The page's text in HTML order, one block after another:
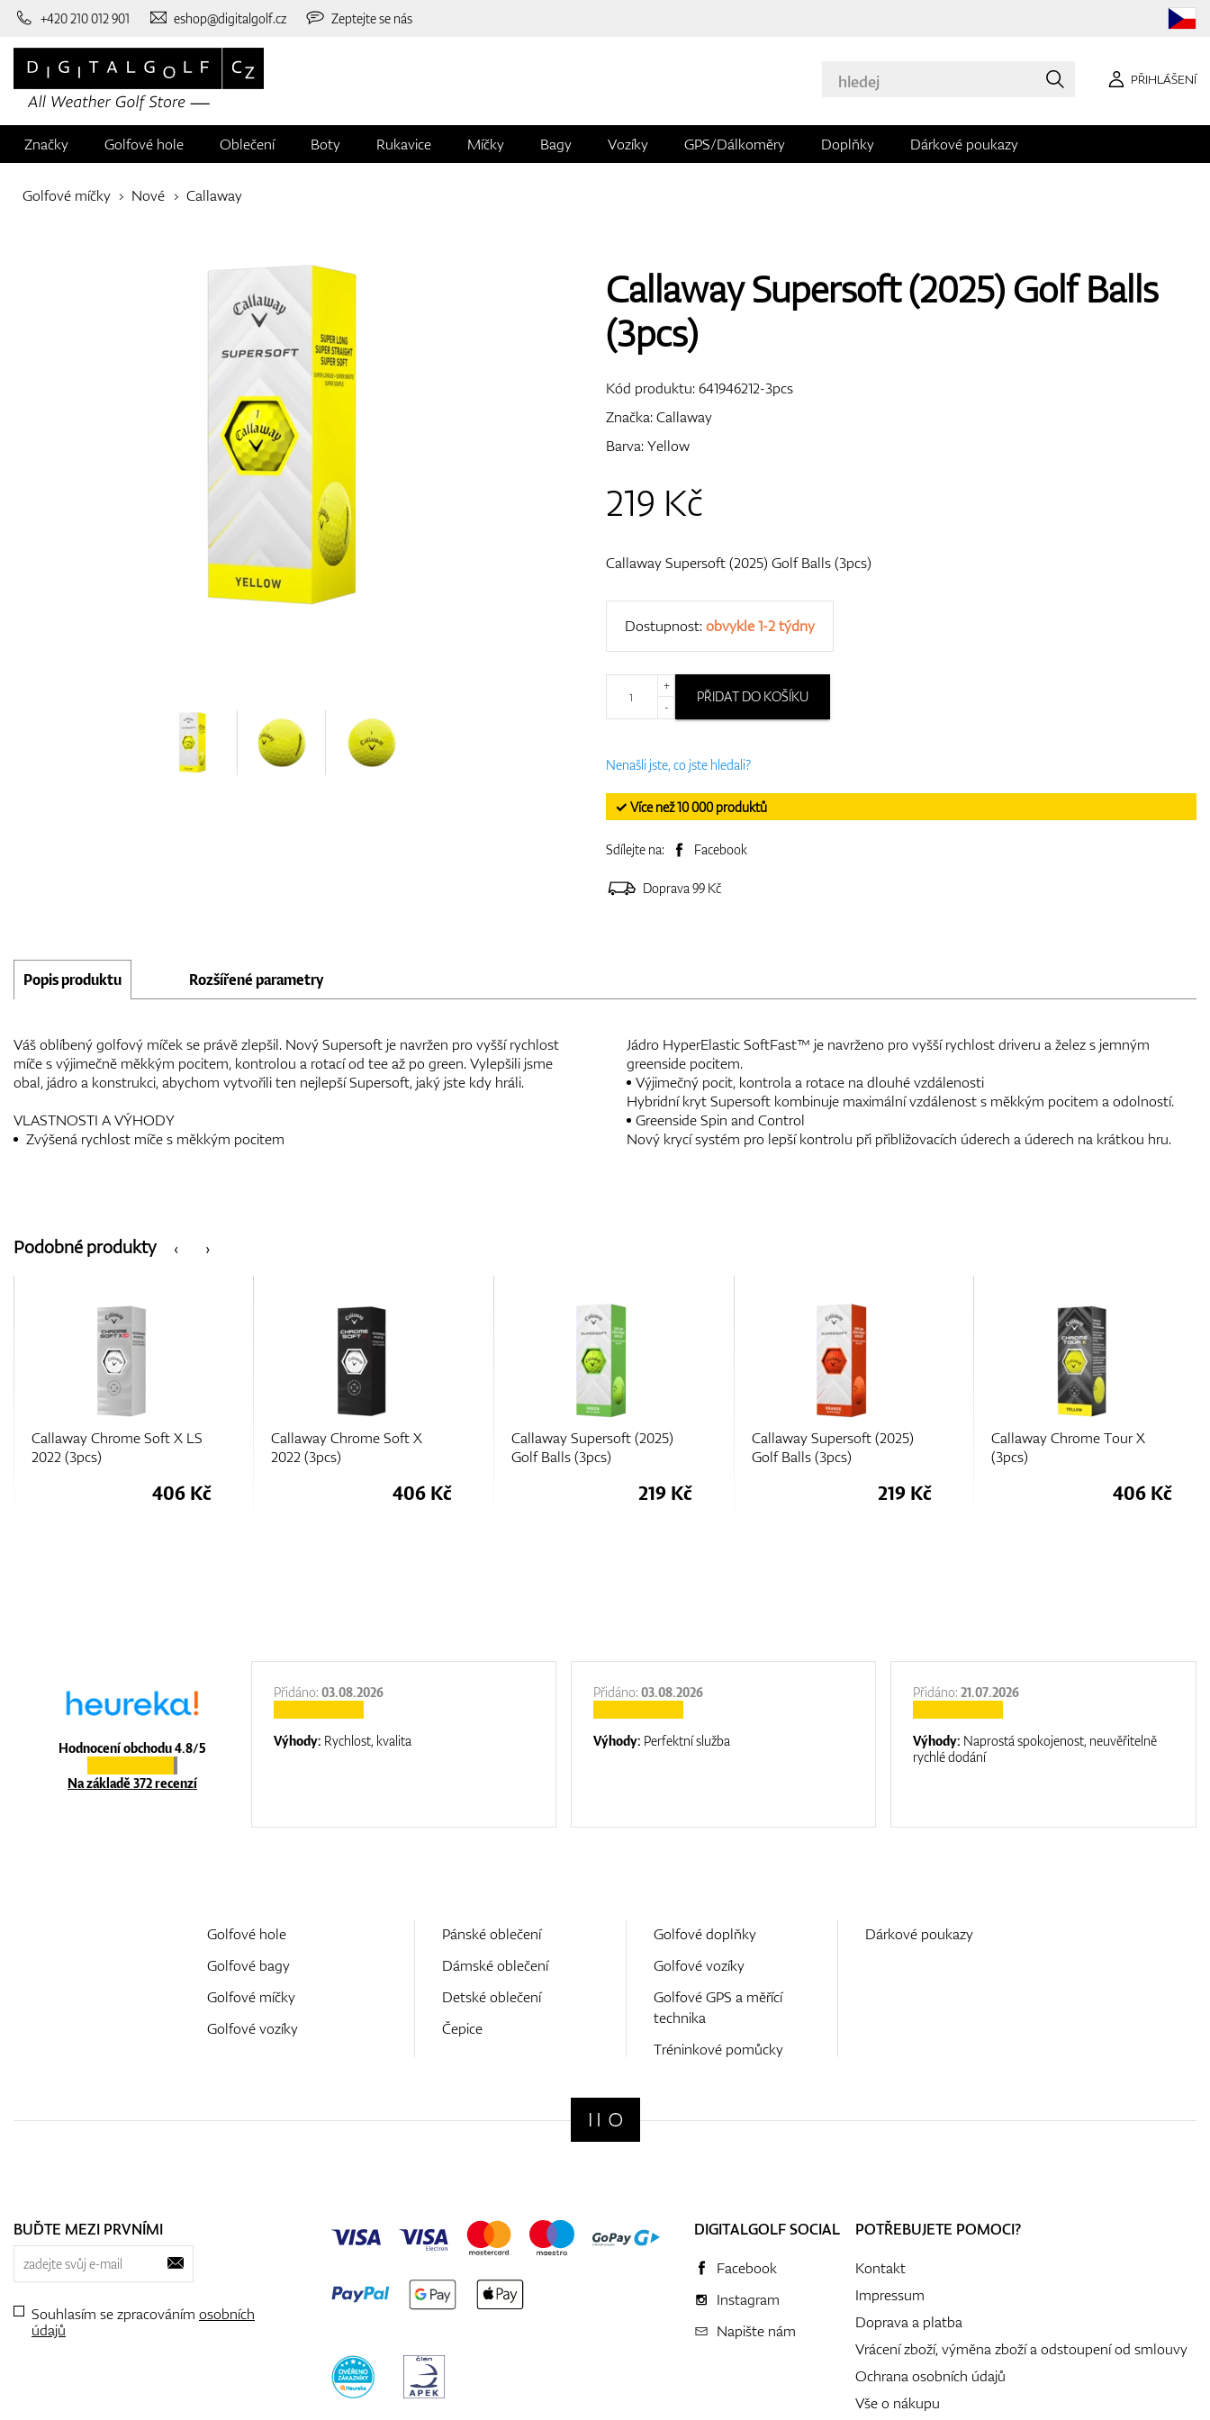
+420 210 012 901 eshop@digitalgolf.cz Zeptejte se nás
PŘIHLÁŠENÍ
Značky Golfové hole Oblečení Boty Rukavice Míčky Bagy Vozíky GPS/Dálkoměry Doplňky Dárkové poukazy
Golfové míčky Nové Callaway
Callaway Supersoft (2025) Golf Balls
(3pcs)
Kód produktu:641946212-3pcs
Značka:Callaway
Barva: Yellow
219 Kč
Callaway Supersoft (2025) Golf Balls (3pcs)
Dostupnost:obvykle 1-2 týdny
+
-
PŘIDAT DO KOŠÍKU
Nenašli jste, co jste hledali?
✓ Více než 10 000 produktů
Sdílejte na: Facebook
Doprava 99 Kč
Popis produktu Rozšířené parametry
Váš oblíbený golfový míček se právě zlepšil. Nový Supersoft je navržen pro vyšší rychlost
míče s výjimečně měkkým pocitem, kontrolou a rotací od tee až po green. Vylepšili jsme
obal, jádro a konstrukci, abychom vytvořili ten nejlepší Supersoft, jaký jste kdy hráli.
VLASTNOSTI A VÝHODY
Zvýšená rychlost míče s měkkým pocitem
Jádro HyperElastic SoftFast™ je navrženo pro vyšší rychlost driveru a želez s jemným
greenside pocitem.
Výjimečný pocit, kontrola a rotace na dlouhé vzdálenosti
Hybridní kryt Supersoft kombinuje maximální vzdálenost s měkkým pocitem a odolností.
Greenside Spin and Control
Nový krycí systém pro lepší kontrolu při přibližovacích úderech a úderech na krátkou hru.
‹
Podobné produkty ›
Callaway Chrome Soft X LS
2022 (3pcs)
406 Kč
Callaway Chrome Soft X
2022 (3pcs)
406 Kč
Callaway Supersoft (2025)
Golf Balls (3pcs)
219 Kč
Callaway Supersoft (2025)
Golf Balls (3pcs)
219 Kč
Callaway Chrome Tour X
(3pcs)
406 Kč
Hodnocení obchodu 4.8/5
Na základě 372 recenzí
Přidáno:03.08.2026
Výhody: Rychlost, kvalita
Přidáno:03.08.2026
Výhody: Perfektní služba
Přidáno:21.07.2026
Výhody: Naprostá spokojenost, neuvěřitelně
rychlé dodání
Golfové hole
Golfové bagy
Golfové míčky
Golfové vozíky
Pánské oblečení
Dámské oblečení
Detské oblečení
Čepice
Golfové doplňky
Golfové vozíky
Golfové GPS a měřící
technika
Tréninkové pomůcky
Dárkové poukazy
BUĎTE MEZI PRVNÍMI
Souhlasím se zpracováním osobních
údajů
DIGITALGOLF SOCIAL
Facebook
Instagram
Napište nám
POTŘEBUJETE POMOCI?
Kontakt
Impressum
Doprava a platba
Vrácení zboží, výměna zboží a odstoupení od smlouvy
Ochrana osobních údajů
Vše o nákupu